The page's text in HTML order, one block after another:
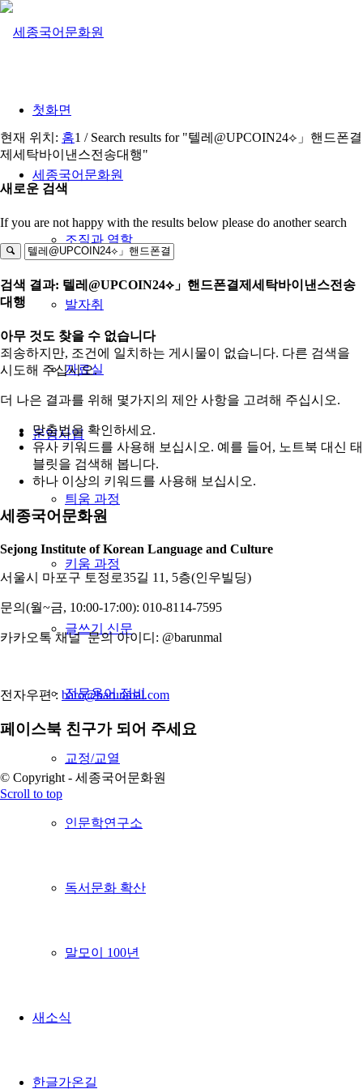
첫화면
세종국어문화원
조직과 역할
발자취
자료실
운영사업
틔움 과정
키움 과정
글쓰기 신문
전문용어 정비
교정/교열
인문학연구소
독서문화 확산
말모이 100년
새소식
한글가온길
현재 위치: 홈1 / Search results for "텔레@UPCOIN24⟡」핸드폰결
제세탁바이낸스전송대행"
새로운 검색
If you are not happy with the results below please do another search
검색 결과: 텔레@UPCOIN24⟡」핸드폰결제세탁바이낸스전송
대행
아무 것도 찾을 수 없습니다
죄송하지만, 조건에 일치하는 게시물이 없습니다. 다른 검색을
시도해 주십시오.
더 나은 결과를 위해 몇가지의 제안 사항을 고려해 주십시오.
맞춤법을 확인하세요.
유사 키워드를 사용해 보십시오. 예를 들어, 노트북 대신 태
블릿을 검색해 봅니다.
하나 이상의 키워드를 사용해 보십시오.
세종국어문화원
Sejong Institute of Korean Language and Culture
서울시 마포구 토정로35길 11, 5층(인우빌딩)
문의(월~금, 10:00-17:00): 010-8114-7595
카카오톡 채널 문의 아이디: @barunmal
전자우편 : baro@barunmal.com
페이스북 친구가 되어 주세요
© Copyright - 세종국어문화원
Scroll to top